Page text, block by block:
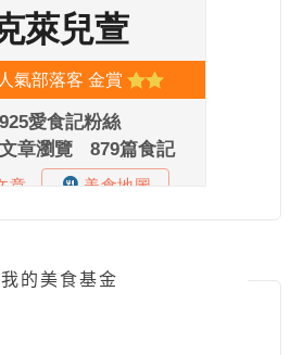
我的美食基金